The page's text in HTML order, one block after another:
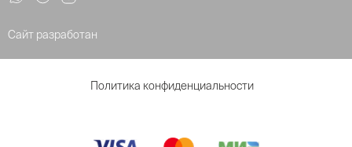
Сайт разработан
Политика конфиденциальности